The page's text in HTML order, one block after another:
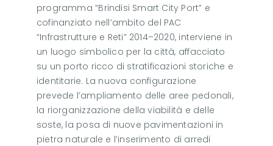
programma “Brindisi Smart City Port” e
cofinanziato nell’ambito del PAC
“Infrastrutture e Reti” 2014–2020, interviene in
un luogo simbolico per la città, affacciato
su un porto ricco di stratificazioni storiche e
identitarie. La nuova configurazione
prevede l’ampliamento delle aree pedonali,
la riorganizzazione della viabilità e delle
soste, la posa di nuove pavimentazioni in
pietra naturale e l’inserimento di arredi